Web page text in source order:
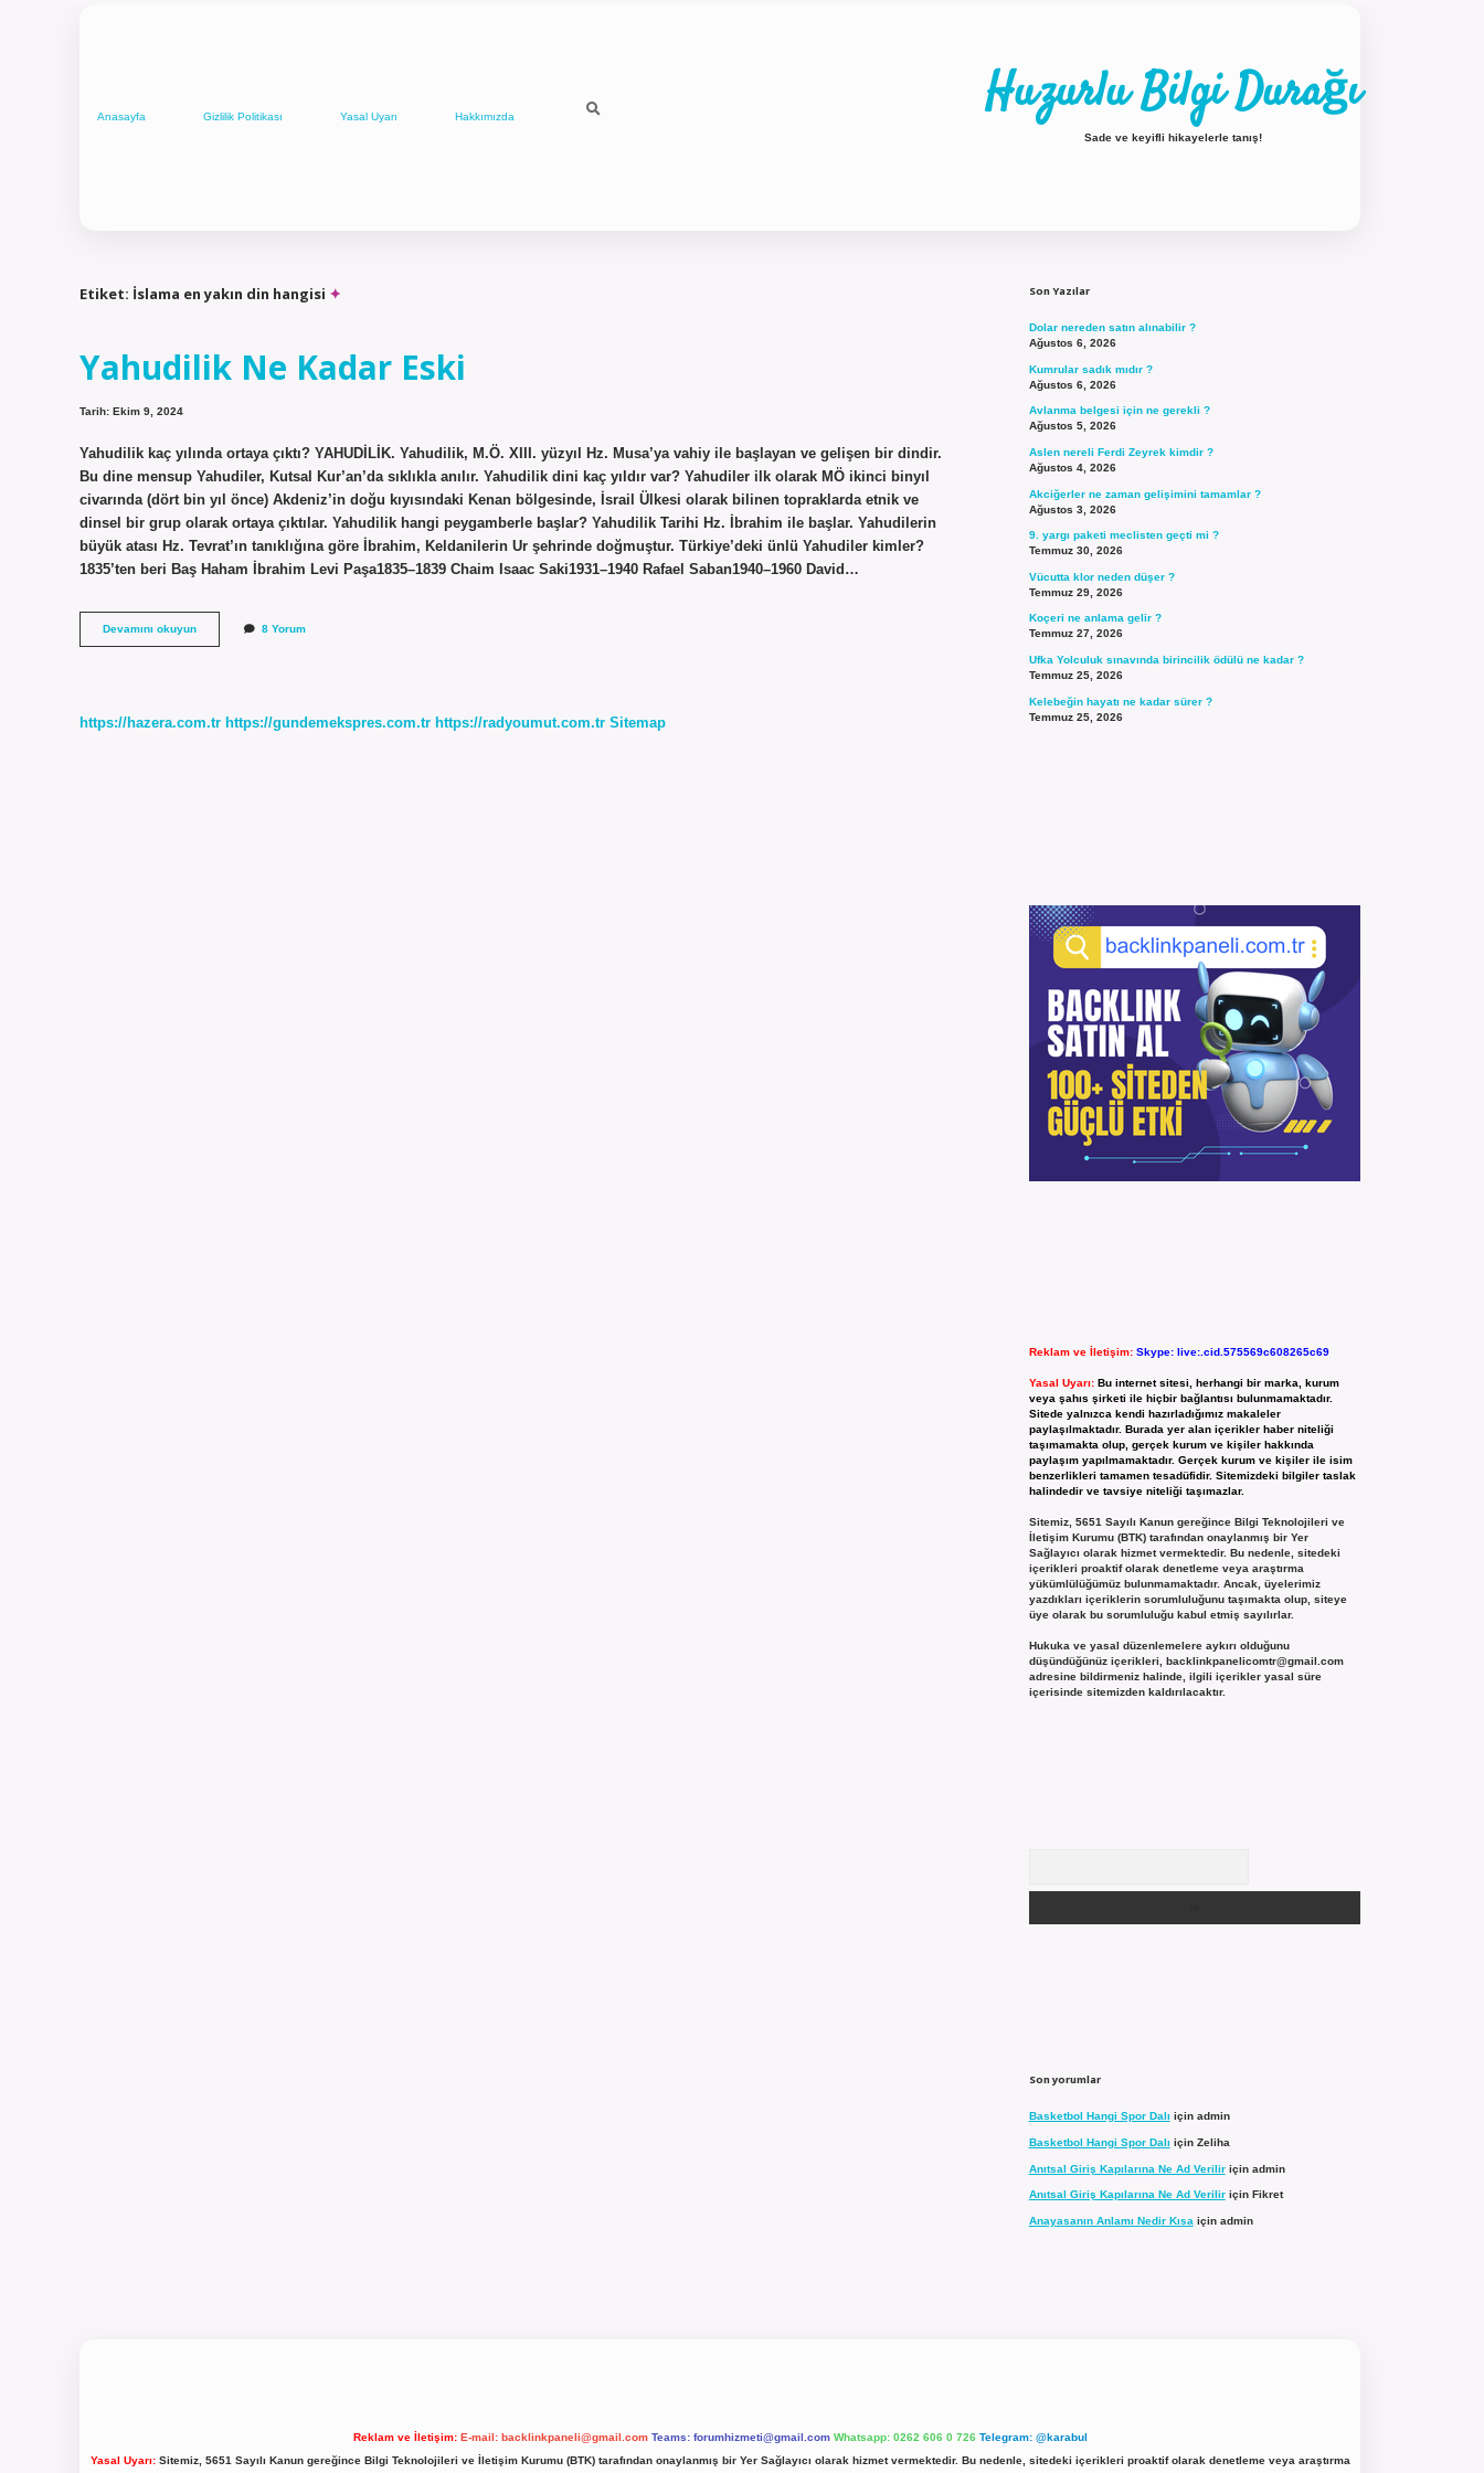
Anasayfa Gizlilik Politikası Yasal Uyarı Hakkımızda Huzurlu Bilgi Durağı
Sade ve keyifli hikayelerle tanış!
Etiket: İslama en yakın din hangisi
Yahudilik Ne Kadar Eski
Tarih: Ekim 9, 2024
Yahudilik kaç yılında ortaya çıktı? YAHUDİLİK. Yahudilik, M.Ö. XIII. yüzyıl Hz. Musa’ya vahiy ile başlayan ve gelişen bir dindir.
Bu dine mensup Yahudiler, Kutsal Kur’an’da sıklıkla anılır. Yahudilik dini kaç yıldır var? Yahudiler ilk olarak MÖ ikinci binyıl
civarında (dört bin yıl önce) Akdeniz’in doğu kıyısındaki Kenan bölgesinde, İsrail Ülkesi olarak bilinen topraklarda etnik ve
dinsel bir grup olarak ortaya çıktılar. Yahudilik hangi peygamberle başlar? Yahudilik Tarihi Hz. İbrahim ile başlar. Yahudilerin
büyük atası Hz. Tevrat’ın tanıklığına göre İbrahim, Keldanilerin Ur şehrinde doğmuştur. Türkiye’deki ünlü Yahudiler kimler?
1835’ten beri Baş Haham İbrahim Levi Paşa1835–1839 Chaim Isaac Saki1931–1940 Rafael Saban1940–1960 David…
Devamını okuyunYahudilik
Ne
8 Yorum
https://hazera.com.tr https://gundemekspres.com.tr https://radyoumut.com.tr Sitemap
Son Yazılar
Dolar nereden satın alınabilir ?
Ağustos 6, 2026
Kumrular sadık mıdır ?
Ağustos 6, 2026
Avlanma belgesi için ne gerekli ?
Ağustos 5, 2026
Aslen nereli Ferdi Zeyrek kimdir ?
Ağustos 4, 2026
Akciğerler ne zaman gelişimini tamamlar ?
Ağustos 3, 2026
9. yargı paketi meclisten geçti mi ?
Temmuz 30, 2026
Vücutta klor neden düşer ?
Temmuz 29, 2026
Koçeri ne anlama gelir ?
Temmuz 27, 2026
Ufka Yolculuk sınavında birincilik ödülü ne kadar ?
Temmuz 25, 2026
Kelebeğin hayatı ne kadar sürer ?
Temmuz 25, 2026
Reklam ve İletişim: Skype: live:.cid.575569c608265c69
Yasal Uyarı: Bu internet sitesi, herhangi bir marka, kurum
veya şahıs şirketi ile hiçbir bağlantısı bulunmamaktadır.
Sitede yalnızca kendi hazırladığımız makaleler
paylaşılmaktadır. Burada yer alan içerikler haber niteliği
taşımamakta olup, gerçek kurum ve kişiler hakkında
paylaşım yapılmamaktadır. Gerçek kurum ve kişiler ile isim
benzerlikleri tamamen tesadüfidir. Sitemizdeki bilgiler taslak
halindedir ve tavsiye niteliği taşımazlar.
Sitemiz, 5651 Sayılı Kanun gereğince Bilgi Teknolojileri ve
İletişim Kurumu (BTK) tarafından onaylanmış bir Yer
Sağlayıcı olarak hizmet vermektedir. Bu nedenle, sitedeki
içerikleri proaktif olarak denetleme veya araştırma
yükümlülüğümüz bulunmamaktadır. Ancak, üyelerimiz
yazdıkları içeriklerin sorumluluğunu taşımakta olup, siteye
üye olarak bu sorumluluğu kabul etmiş sayılırlar.
Hukuka ve yasal düzenlemelere aykırı olduğunu
düşündüğünüz içerikleri, backlinkpanelicomtr@gmail.com
adresine bildirmeniz halinde, ilgili içerikler yasal süre
içerisinde sitemizden kaldırılacaktır.
Son yorumlar
Basketbol Hangi Spor Dalı için admin
Basketbol Hangi Spor Dalı için Zeliha
Anıtsal Giriş Kapılarına Ne Ad Veriliriçin admin
Anıtsal Giriş Kapılarına Ne Ad Veriliriçin Fikret
Anayasanın Anlamı Nedir Kısa için admin
Reklam ve İletişim: E-mail: backlinkpaneli@gmail.com Teams: forumhizmeti@gmail.com Whatsapp: 0262 606 0 726 Telegram: @karabul
Yasal Uyarı:Sitemiz, 5651 Sayılı Kanun gereğince Bilgi Teknolojileri ve İletişim Kurumu (BTK) tarafından onaylanmış bir Yer Sağlayıcı olarak hizmet vermektedir. Bu nedenle, sitedeki içerikleri proaktif olarak denetleme veya araştırma